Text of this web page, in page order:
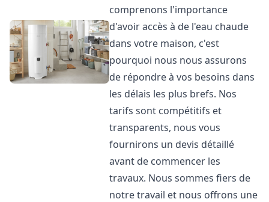
comprenons l'importance
d'avoir accès à de l'eau chaude
dans votre maison, c'est
pourquoi nous nous assurons
de répondre à vos besoins dans
les délais les plus brefs. Nos
tarifs sont compétitifs et
transparents, nous vous
fournirons un devis détaillé
avant de commencer les
travaux. Nous sommes fiers de
notre travail et nous offrons une